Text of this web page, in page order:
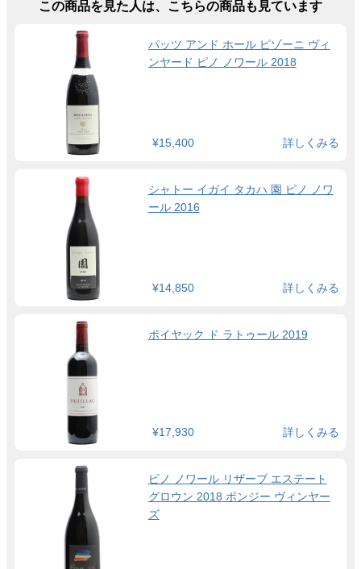
この商品を見た人は、こちらの商品も見ています
パッツ アンド ホール ピゾーニ ヴィ
ンヤード ピノ ノワール 2018
¥15,400 詳しくみる
シャトー イガイ タカハ 園 ピノ ノワ
ール 2016
¥14,850 詳しくみる
ポイヤック ド ラトゥール 2019
¥17,930 詳しくみる
ピノ ノワール リザーブ エステート
グロウン 2018 ポンジー ヴィンヤー
ズ